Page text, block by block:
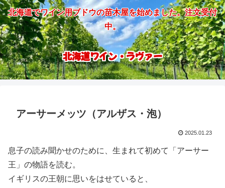
北海道でワイン用ブドウの苗木屋を始めました。注文受付
中。
北海道ワイン・ラヴァー
アーサーメッツ（アルザス・泡）
2025.01.23
息子の読み聞かせのために、生まれて初めて「アーサー
王」の物語を読む。
イギリスの王朝に思いをはせていると、